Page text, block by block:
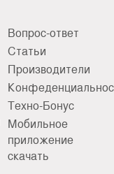
Вопрос-ответ
Статьи
Производители
Техно-Бонус
Мобильное
приложение
скачать